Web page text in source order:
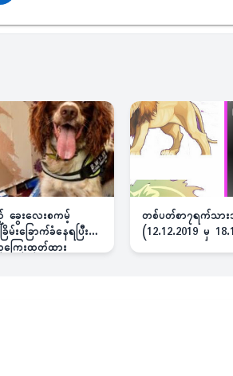
ခွေးလေးစကမ့်
းခြောက်ခံနေရပြီး
ြေးထုတ်ထား
တစ်ပတ်စာ၇ရက်သား
(12.12.2019 မှ